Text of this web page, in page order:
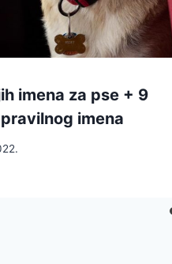
imena za pse + 9
imena